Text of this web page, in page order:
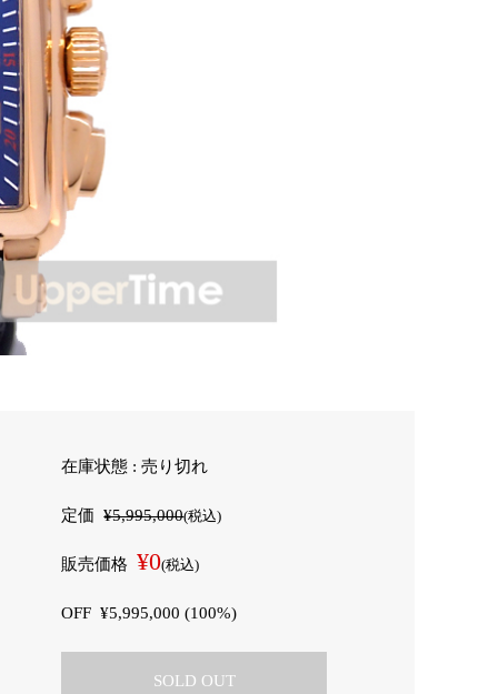
在庫状態 : 売り切れ
定価¥5,995,000(税込)
販売価格 ¥0(税込)
OFF¥5,995,000 (100%)
SOLD OUT